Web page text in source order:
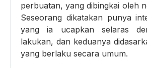
perbuatan, yang dibingkai oleh
Seseorang dikatakan punya
yang ia ucapkan selaras
lakukan, dan keduanya
yang berlaku secara umum.